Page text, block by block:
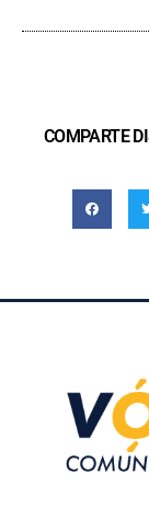
COMPARTE